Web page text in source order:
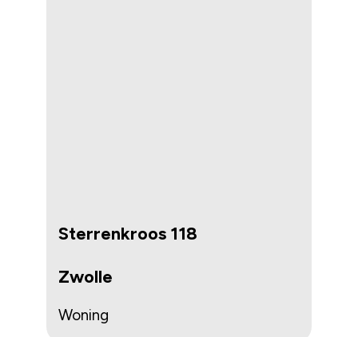
Sterrenkroos 118
Zwolle
Woning